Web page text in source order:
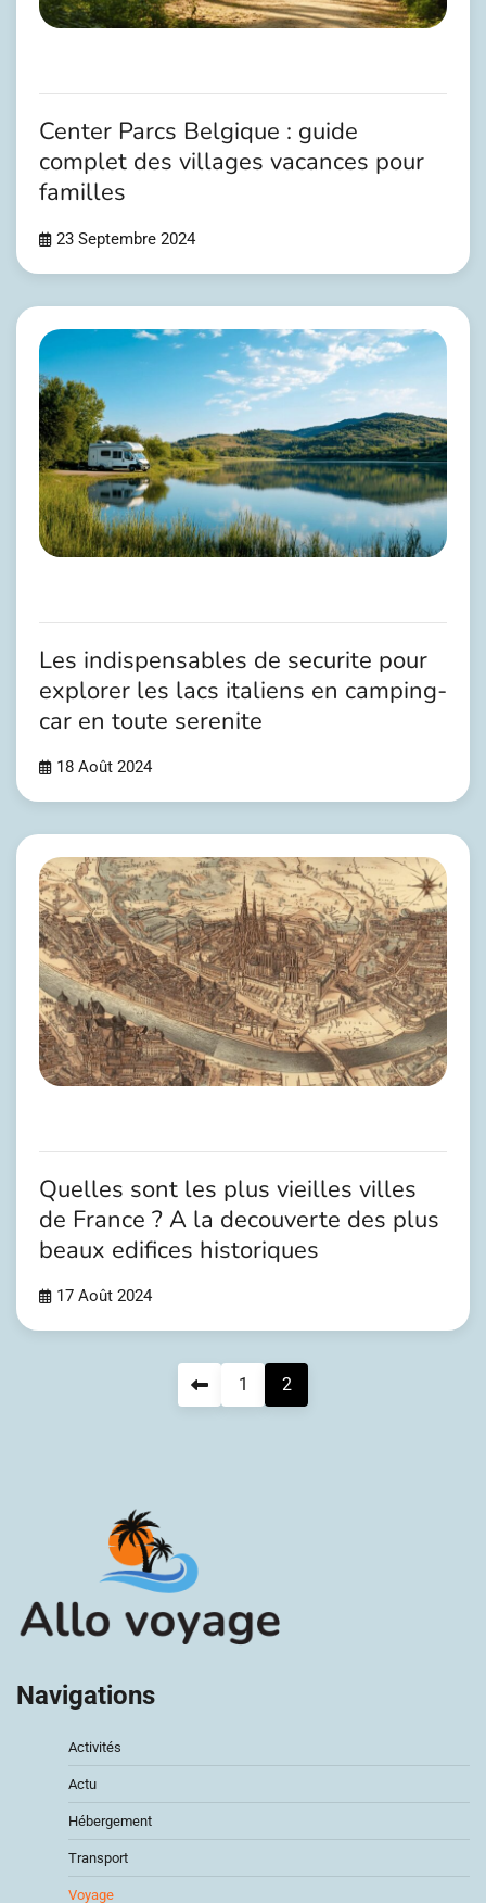
Center Parcs Belgique : guide
complet des villages vacances pour
familles
23 Septembre 2024
Les indispensables de securite pour
explorer les lacs italiens en camping-
car en toute serenite
18 Août 2024
Quelles sont les plus vieilles villes
de France ? A la decouverte des plus
beaux edifices historiques
17 Août 2024
1 2
Navigations
Activités
Actu
Hébergement
Transport
Voyage